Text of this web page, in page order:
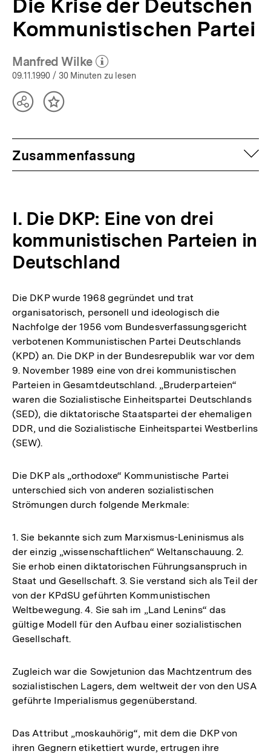
Die Krise der Deutschen
Kommunistischen Partei
Manfred Wilke
(Mehr zum Autor)
öffnen
09.11.1990 / 30 Minuten zu lesen
TeilenInhalt
Zusammenfassung
I. Die DKP: Eine von drei
kommunistischen Parteien in
Deutschland
Die DKP wurde 1968 gegründet und trat
organisatorisch, personell und ideologisch die
Nachfolge der 1956 vom Bundesverfassungsgericht
verbotenen Kommunistischen Partei Deutschlands
(KPD) an. Die DKP in der Bundesrepublik war vor dem
9. November 1989 eine von drei kommunistischen
Parteien in Gesamtdeutschland. „Bruderparteien“
waren die Sozialistische Einheitspartei Deutschlands
(SED), die diktatorische Staatspartei der ehemaligen
DDR, und die Sozialistische Einheitspartei Westberlins
(SEW).
Die DKP als „orthodoxe“ Kommunistische Partei
unterschied sich von anderen sozialistischen
Strömungen durch folgende Merkmale:
1. Sie bekannte sich zum Marxismus-Leninismus als
der einzig „wissenschaftlichen“ Weltanschauung. 2.
Sie erhob einen diktatorischen Führungsanspruch in
Staat und Gesellschaft. 3. Sie verstand sich als Teil der
von der KPdSU geführten Kommunistischen
Weltbewegung. 4. Sie sah im „Land Lenins“ das
gültige Modell für den Aufbau einer sozialistischen
Gesellschaft.
Zugleich war die Sowjetunion das Machtzentrum des
sozialistischen Lagers, dem weltweit der von den USA
geführte Imperialismus gegenüberstand.
Das Attribut „moskauhörig“, mit dem die DKP von
ihren Gegnern etikettiert wurde, ertrugen ihre